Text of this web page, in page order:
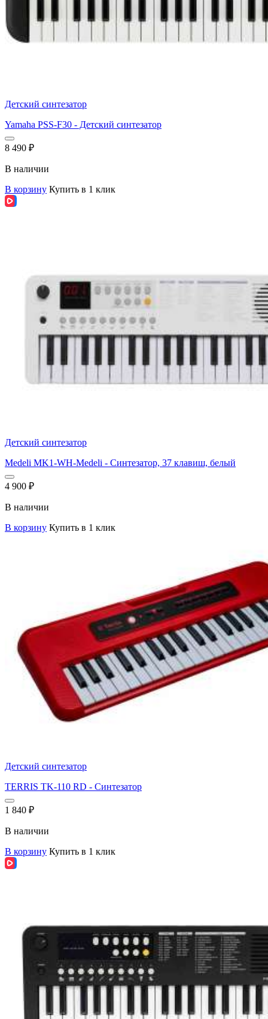
Детский синтезатор
Yamaha PSS-F30 - Детский синтезатор
8 490 ₽
В наличии
В корзину Купить в 1 клик
Детский синтезатор
Medeli MK1-WH-Medeli - Синтезатор, 37 клавиш, белый
4 900 ₽
В наличии
В корзину Купить в 1 клик
Детский синтезатор
TERRIS TK-110 RD - Синтезатор
1 840 ₽
В наличии
В корзину Купить в 1 клик